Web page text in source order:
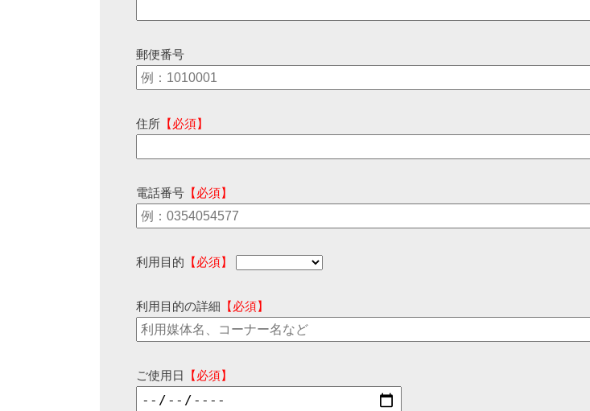
郵便番号
住所 【必須】
電話番号 【必須】
利用目的 【必須】
利用目的の詳細 【必須】
ご使用日 【必須】